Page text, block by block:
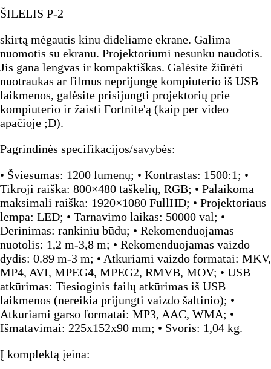
ŠILELIS P-2
skirtą mėgautis kinu dideliame ekrane. Galima
nuomotis su ekranu. Projektoriumi nesunku naudotis.
Jis gana lengvas ir kompaktiškas. Galėsite žiūrėti
nuotraukas ar filmus neprijungę kompiuterio iš USB
laikmenos, galėsite prisijungti projektorių prie
kompiuterio ir žaisti Fortnite'ą (kaip per video
apačioje ;D).
Pagrindinės specifikacijos/savybės:
• Šviesumas: 1200 lumenų; • Kontrastas: 1500:1; •
Tikroji raiška: 800×480 taškelių, RGB; • Palaikoma
maksimali raiška: 1920×1080 FullHD; • Projektoriaus
lempa: LED; • Tarnavimo laikas: 50000 val; •
Derinimas: rankiniu būdu; • Rekomenduojamas
nuotolis: 1,2 m-3,8 m; • Rekomenduojamas vaizdo
dydis: 0.89 m-3 m; • Atkuriami vaizdo formatai: MKV,
MP4, AVI, MPEG4, MPEG2, RMVB, MOV; • USB
atkūrimas: Tiesioginis failų atkūrimas iš USB
laikmenos (nereikia prijungti vaizdo šaltinio); •
Atkuriami garso formatai: MP3, AAC, WMA; •
Išmatavimai: 225x152x90 mm; • Svoris: 1,04 kg.
Į komplektą įeina: